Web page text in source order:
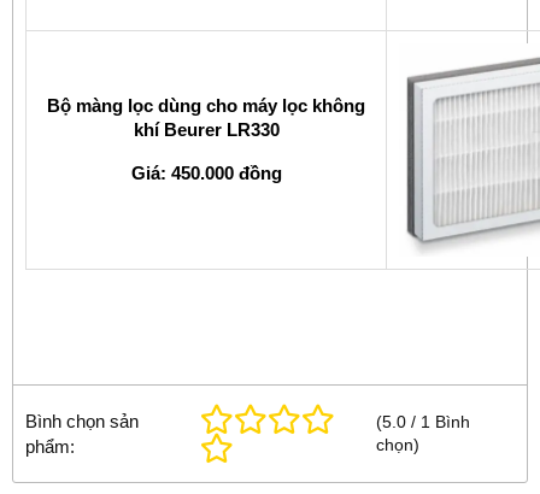
Bộ màng lọc dùng cho máy lọc không
khí Beurer LR330
Giá: 450.000 đồng
Bình chọn sản
phẩm:
(5.0 / 1 Bình
chọn)